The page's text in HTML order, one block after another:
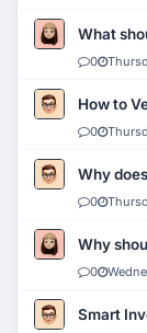
What
0
How to
0
Why
0
Why
0
Smart